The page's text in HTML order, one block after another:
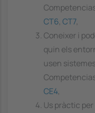
CT6, CT7,
Coneixer i
quin els
usen
CE4,
Us pràctic